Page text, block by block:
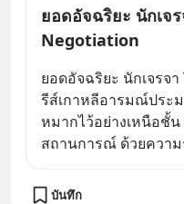
ยอดอัจฉริยะ นักเจ
Negotiation
ยอดอัจฉริยะ นักเจรจ
รีส์เกาหลีอารมณ์ประ
หมากไว้อย่างเหนือชั้
สถานการณ์ ด้วยควา
บันทึก